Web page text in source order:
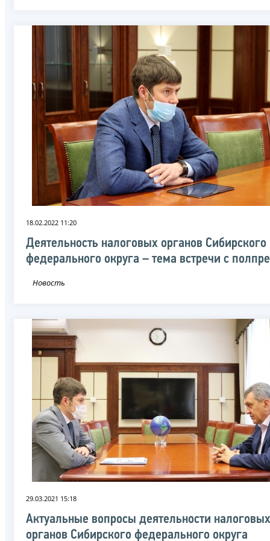
18.02.2022 11:20
Деятельность налоговых органов Сибирского
федерального округа – тема встречи с
Новость
29.03.2021 15:18
Актуальные вопросы деятельности налоговых
органов Сибирского федерального округа